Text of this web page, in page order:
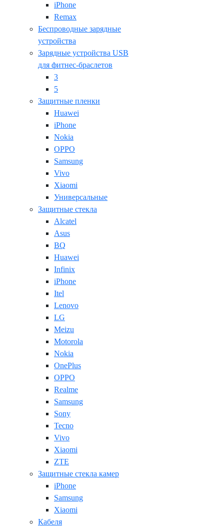
iPhone
Remax
Беспроводные зарядные
устройства
Зарядные устройства USB
для фитнес-браслетов
3
5
Защитные пленки
Huawei
iPhone
Nokia
OPPO
Samsung
Vivo
Xiaomi
Универсальные
Защитные стекла
Alcatel
Asus
BQ
Huawei
Infinix
iPhone
Itel
Lenovo
LG
Meizu
Motorola
Nokia
OnePlus
OPPO
Realme
Samsung
Sony
Tecno
Vivo
Xiaomi
ZTE
Защитные стекла камер
iPhone
Samsung
Xiaomi
Кабеля